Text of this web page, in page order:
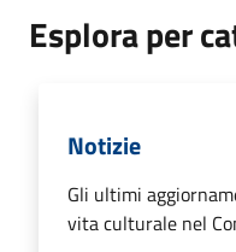
Esplora per
Notizie
Gli ultimi
vita culturale nel